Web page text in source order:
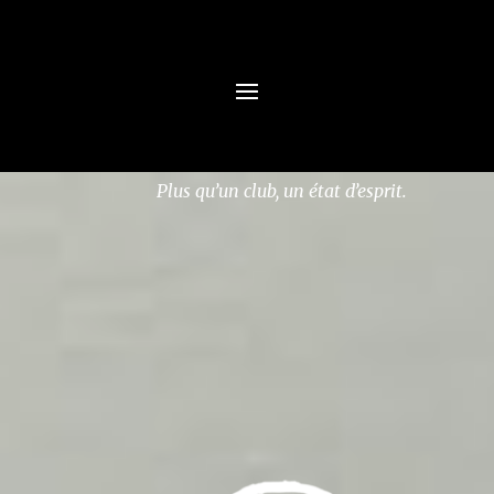
Plus qu’un club, un état d’esprit.